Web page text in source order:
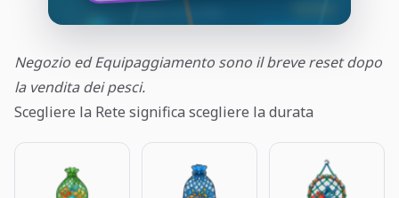
Negozio ed Equipaggiamento sono il breve reset dopo
la vendita dei pesci.
Scegliere la Rete significa scegliere la durata